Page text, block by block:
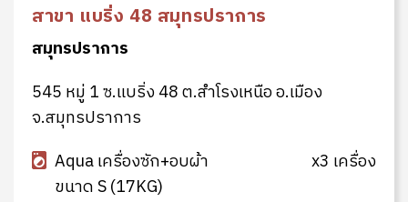
สาขา แบริ่ง 48 สมุทรปราการ
สมุทรปราการ
545 หมู่ 1 ซ.แบริ่ง 48 ต.สำโรงเหนือ อ.เมือง
จ.สมุทรปราการ
Aqua เครื่องซัก+อบผ้า
ขนาด S (17KG)
x3 เครื่อง